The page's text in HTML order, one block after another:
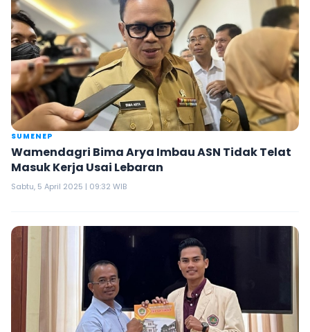
SUMENEP
Wamendagri Bima Arya Imbau ASN Tidak Telat
Masuk Kerja Usai Lebaran
Sabtu, 5 April 2025 | 09:32 WIB